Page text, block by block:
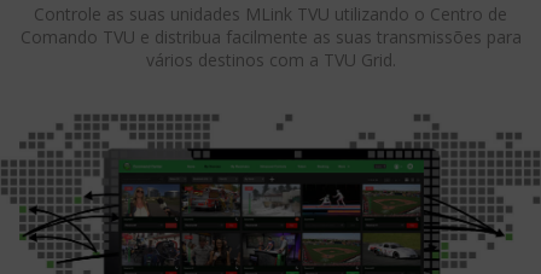
Controle as suas unidades MLink TVU utilizando o Centro de
Comando TVU e distribua facilmente as suas transmissões para
vários destinos com a TVU Grid.